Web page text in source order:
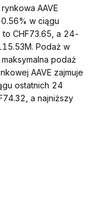
AAVE
w ciągu
to CHF73.65, a 24-
Podaż w
podaż
AAVE zajmuje
ostatnich 24
a najniższy